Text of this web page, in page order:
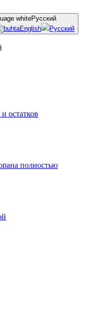
Русский
English Русский
остатков
полностью